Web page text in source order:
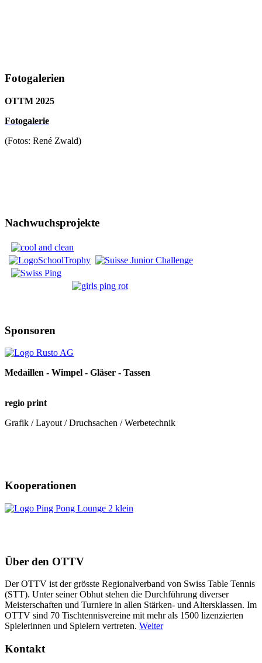
Fotogalerien
OTTM 2025
Fotogalerie
(Fotos: René Zwald)
Nachwuchsprojekte
Sponsoren
Medaillen - Wimpel - Gläser - Tassen
regio print
Grafik / Layout / Druchsachen / Werbetechnik
Kooperationen
Über den OTTV
Der OTTV ist der grösste Regionalverband von Swiss Table Tennis
(STT). Unter seiner Obhut stehen die Durchführung diverser
Meisterschaften und Turniere in allen Stärken- und Altersklassen. Im
OTTV sind 70 Tischtennisvereine mit mehr als 1500 lizenzierten
Spielerinnen und Spielern vertreten. Weiter
Kontakt